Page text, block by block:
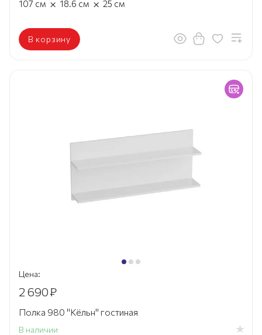
107 см × 18.6 см × 25 см
В корзину
Цена:
2 690₽
Полка 980 "Кёльн" гостиная
В наличии